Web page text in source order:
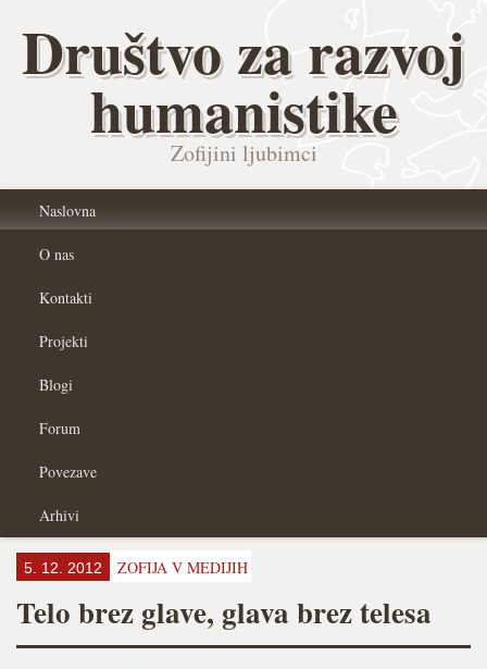
Društvo za razvoj
humanistike
Zofijini ljubimci
Naslovna
O nas
Kontakti
Projekti
Blogi
Forum
Povezave
Arhivi
5. 12. 2012 ZOFIJA V MEDIJIH
Telo brez glave, glava brez telesa